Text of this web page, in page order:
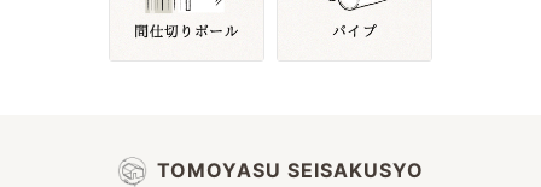
TOMOYASU SEISAKUSYO